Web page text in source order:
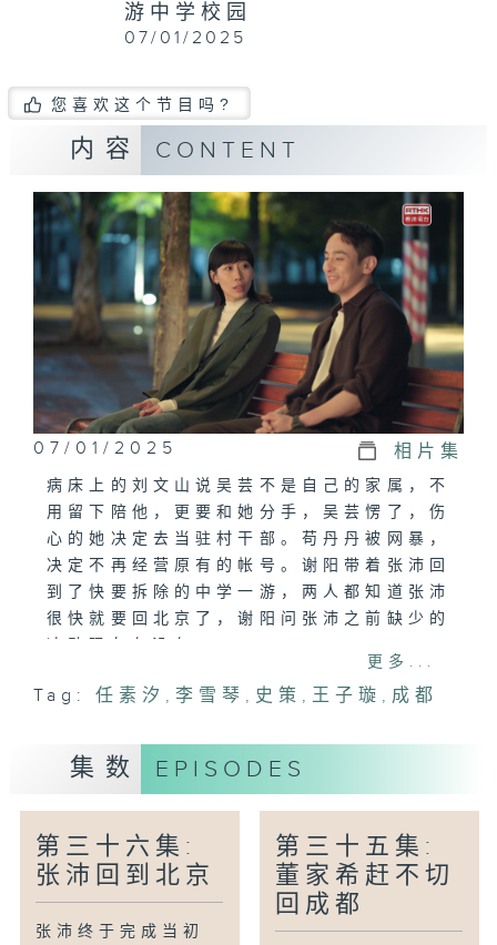
游中学校园
07/01/2025
您喜欢这个节目吗?
内容 CONTENT
07/01/2025 相片集
病床上的刘文山说吴芸不是自己的家属，不
用留下陪他，更要和她分手，吴芸愣了，伤
心的她决定去当驻村干部。苟丹丹被网暴，
决定不再经营原有的帐号。谢阳带着张沛回
到了快要拆除的中学一游，两人都知道张沛
很快就要回北京了，谢阳问张沛之前缺少的
更多...
Tag: 任素汐 ,李雪琴 , 史策 , 王子璇 , 成都
集数 EPISODES
第三十六集:
张沛回到北京
张沛终于完成当初
第三十五集:
董家希赶不切
回成都